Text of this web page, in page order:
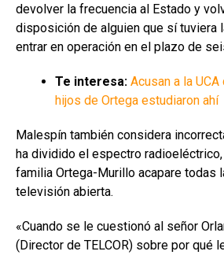
devolver la frecuencia al Estado y
disposición de alguien que sí tuviera
entrar en operación en el plazo de
Te interesa: Acusan a la
hijos de Ortega estudiaron ahí
Malespín también considera
ha dividido el espectro
familia Ortega-Murillo acapare todas
televisión abierta.
«Cuando se le cuestionó al señor
(Director de TELCOR) sobre por qué